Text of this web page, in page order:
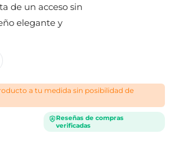
de un acceso sin
elegante y
a tu medida sin posibilidad de
Reseñas de compras
verificadas